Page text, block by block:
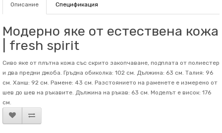
Описание Спецификация
Модерно яке от естествена кожа
| fresh spirit
Сиво яке от плътна кожа със скрито закопчаване, подплата от полиестер
и два предни джоба. Гръдна обиколка: 102 см. Дължина: 63 см. Талия: 96
см. Ханш: 92 см. Рамене: 43 см. Разстоянието на раменете е измерено от
шев до шев на ръкавите. Дължина на ръкав: 63 см. Mоделът е висок: 176
см.